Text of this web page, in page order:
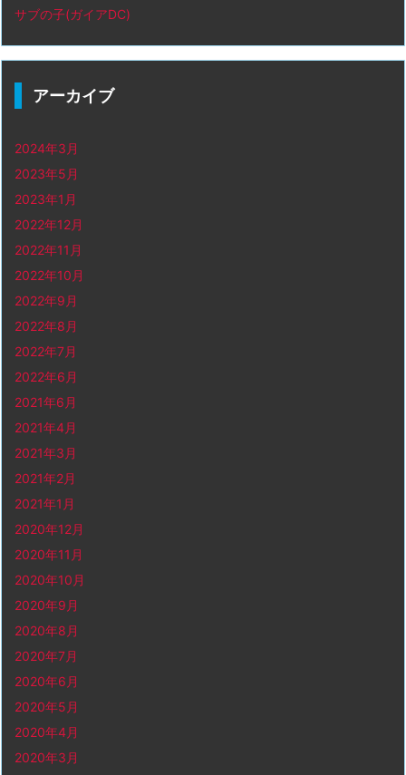
サブの子(ガイアDC)
アーカイブ
2024年3月
2023年5月
2023年1月
2022年12月
2022年11月
2022年10月
2022年9月
2022年8月
2022年7月
2022年6月
2021年6月
2021年4月
2021年3月
2021年2月
2021年1月
2020年12月
2020年11月
2020年10月
2020年9月
2020年8月
2020年7月
2020年6月
2020年5月
2020年4月
2020年3月